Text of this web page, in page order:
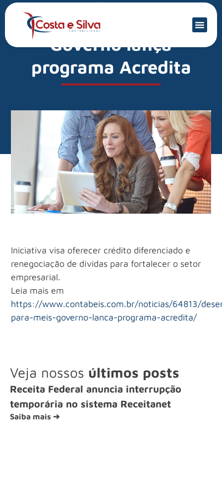
Mercado Financeiro
Desenrola para MEIs?
Governo lança
programa Acredita
Iniciativa visa oferecer crédito diferenciado e
renegociação de dívidas para fortalecer o setor
empresarial.
Leia mais em
https://www.contabeis.com.br/noticias/64813/
para-meis-governo-lanca-programa-acredita/
Veja nossos últimos posts
Receita Federal anuncia interrupção
temporária no sistema Receitanet
Saiba mais ➔